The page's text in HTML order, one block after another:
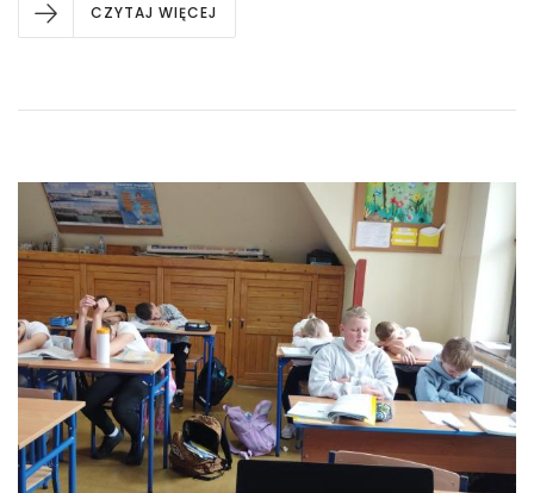
CZYTAJ WIĘCEJ